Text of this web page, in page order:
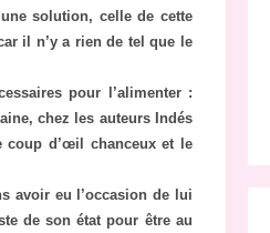
solution, celle de cette
il n’y a rien de tel que le
pour l’alimenter :
chez les auteurs Indés
coup d’œil chanceux et le
avoir eu l’occasion de lui
de son état pour être au